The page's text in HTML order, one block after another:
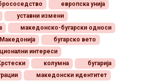
европска унија
уставни измени
македонско-бугарски односи
бугарско вето
интереси
колумна
бугарија
македонски идентитет